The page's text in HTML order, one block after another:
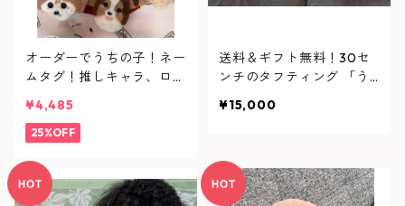
オーダーでうちの子！ネー
ムタグ！推しキャラ、ロゴ
¥4,485
25%OFF
送料＆ギフト無料！30セ
ンチのタフティング 「う
30センチオーダーメイド
なラグマット、インテリア
にも最適
¥15,000